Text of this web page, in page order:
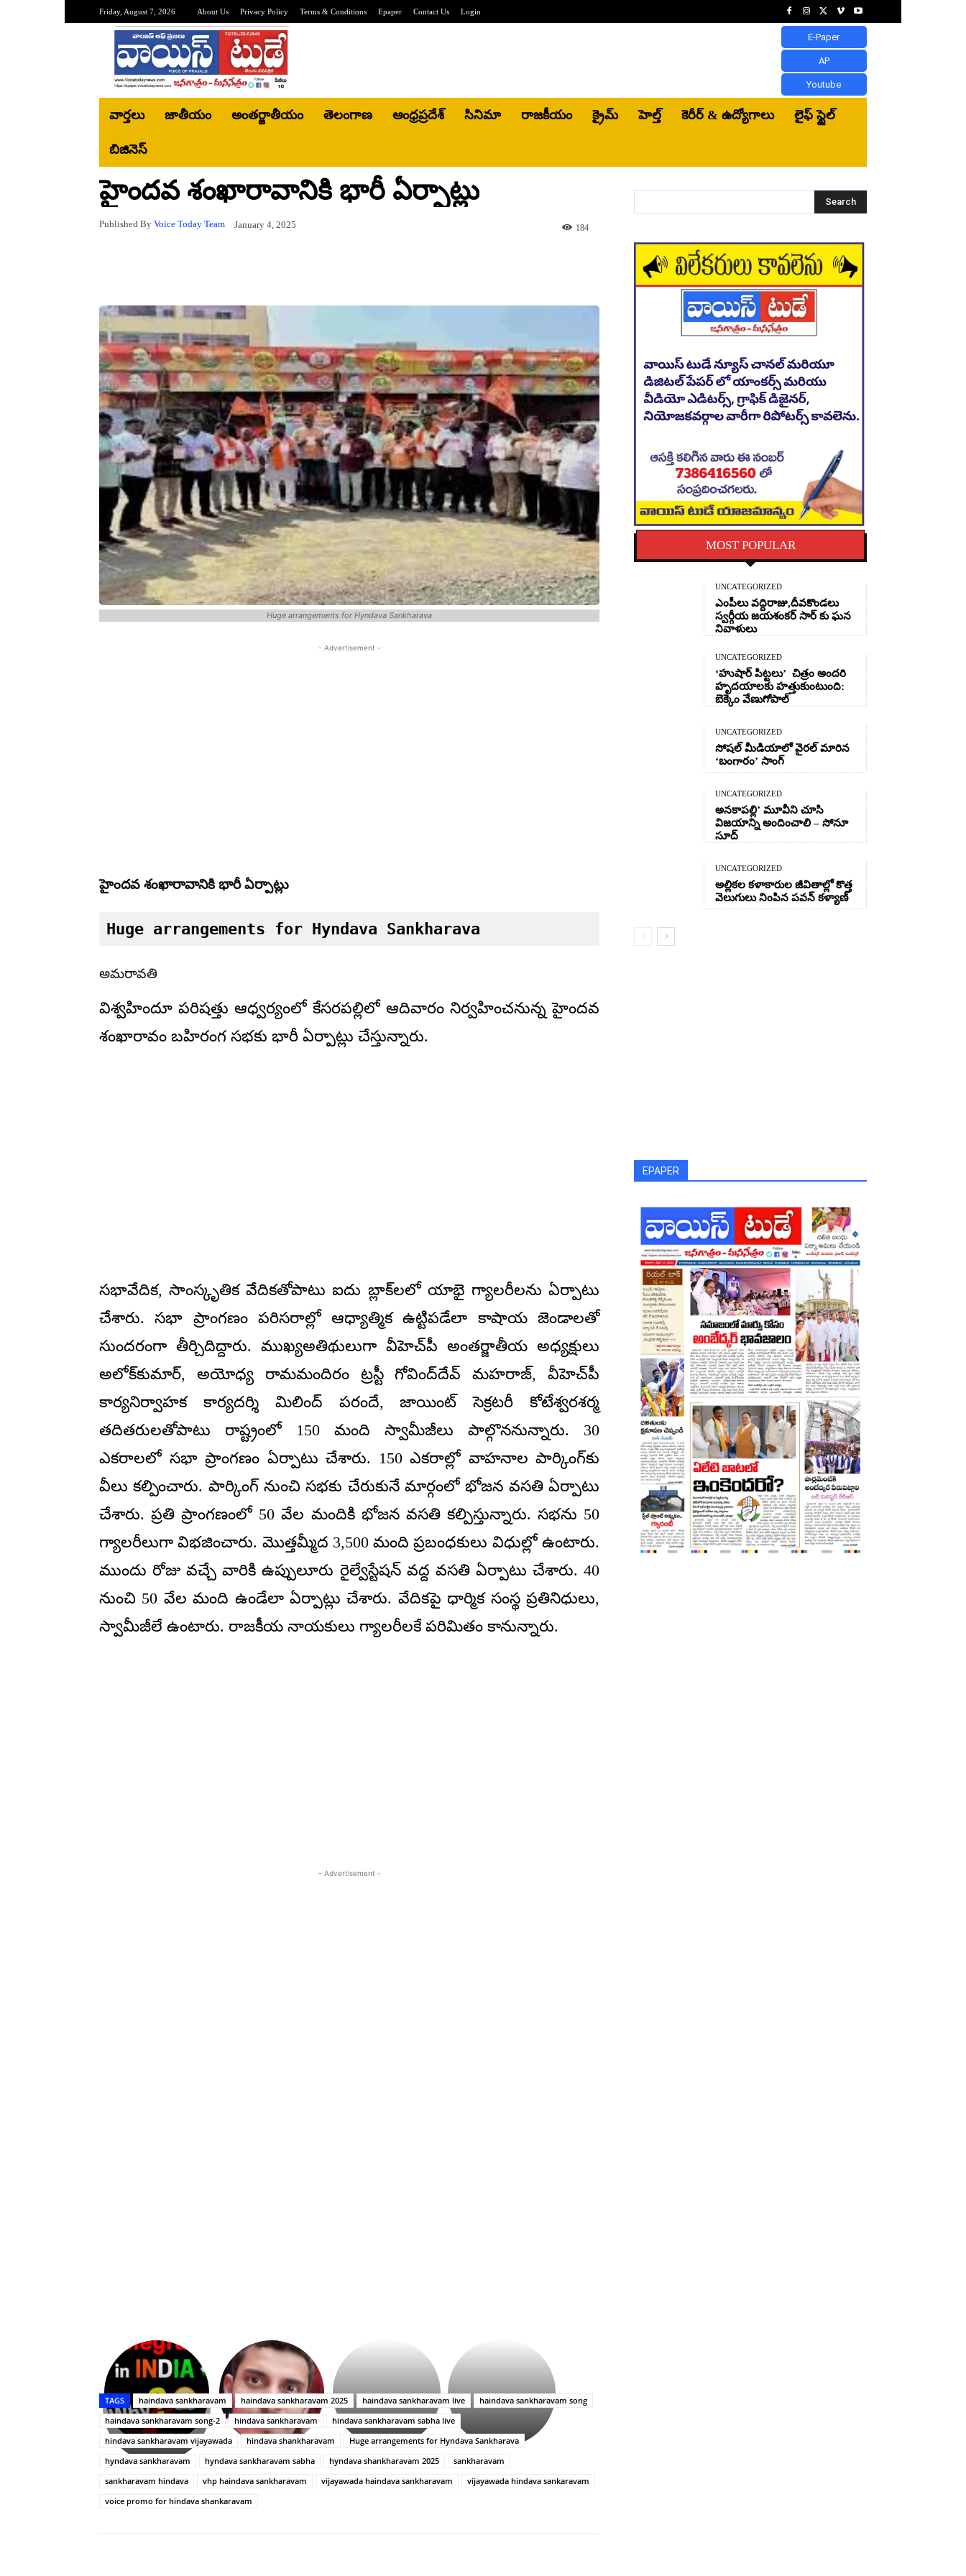
Friday, August 7, 2026 About Us Privacy Policy Terms & Conditions Epaper Contact Us Login
E-Paper
AP
Youtube
వార్తలు జాతీయం అంతర్జాతీయం తెలంగాణ ఆంధ్రప్రదేశ్ సినిమా రాజకీయం క్రైమ్ హెల్త్‌ కెరీర్ & ఉద్యోగాలు లైఫ్ స్టైల్
బిజినెస్‌
హైందవ శంఖారావానికి భారీ ఏర్పాట్లు
Published By Voice Today Team January 4, 2025 184
Huge arrangements for Hyndava Sankharava
- Advertisement -
హైందవ శంఖారావానికి భారీ ఏర్పాట్లు
Huge arrangements for Hyndava Sankharava
అమరావతి
విశ్వహిందూ పరిషత్తు ఆధ్వర్యంలో కేసరపల్లిలో ఆదివారం నిర్వహించనున్న హైందవ
శంఖారావం బహిరంగ సభకు భారీ ఏర్పాట్లు చేస్తున్నారు.
సభావేదిక, సాంస్కృతిక వేదికతోపాటు ఐదు బ్లాక్‌లలో యాభై గ్యాలరీలను ఏర్పాటు
చేశారు. సభా ప్రాంగణం పరిసరాల్లో ఆధ్యాత్మిక ఉట్టిపడేలా కాషాయ జెండాలతో
సుందరంగా తీర్చిదిద్దారు. ముఖ్యఅతిథులుగా వీహెచ్‌పీ అంతర్జాతీయ అధ్యక్షులు
అలోక్‌కుమార్, అయోధ్య రామమందిరం ట్రస్టీ గోవింద్‌దేవ్‌ మహరాజ్, వీహెచ్‌పీ
కార్యనిర్వాహక కార్యదర్శి మిలింద్‌ పరందే, జాయింట్‌ సెక్రటరీ కోటేశ్వరశర్మ
తదితరులతోపాటు రాష్ట్రంలో 150 మంది స్వామీజీలు పాల్గొననున్నారు. 30
ఎకరాలలో సభా ప్రాంగణం ఏర్పాటు చేశారు. 150 ఎకరాల్లో వాహనాల పార్కింగ్‌కు
వీలు కల్పించారు. పార్కింగ్‌ నుంచి సభకు చేరుకునే మార్గంలో భోజన వసతి ఏర్పాటు
చేశారు. ప్రతి ప్రాంగణంలో 50 వేల మందికి భోజన వసతి కల్పిస్తున్నారు. సభను 50
గ్యాలరీలుగా విభజించారు. మొత్తమ్మీద 3,500 మంది ప్రబంధకులు విధుల్లో ఉంటారు.
ముందు రోజు వచ్చే వారికి ఉప్పులూరు రైల్వేస్టేషన్‌ వద్ద వసతి ఏర్పాటు చేశారు. 40
నుంచి 50 వేల మంది ఉండేలా ఏర్పాట్లు చేశారు. వేదికపై ధార్మిక సంస్థ ప్రతినిధులు,
స్వామీజీలే ఉంటారు. రాజకీయ నాయకులు గ్యాలరీలకే పరిమితం కానున్నారు.
- Advertisement -
ప్రసాదం
తీర్థం..తులసీదళం
లేకుండా
అసంపూర్ణం
సినిమాతో
పాన్
ఇండియా
స్టార్
హీరోయిన్‏గా
శ్రీనిధి
Upasana:
భర్తపై
రివెంజ్
తీర్చుకున్న
ఉపాసన..
పాపం
రామ్
చరణ్
TAGS haindava sankharavam haindava sankharavam 2025 haindava sankharavam live
haindava sankharavam song
haindava sankharavam song-2
hindava sankharavam
hindava sankharavam sabha live
hindava sankharavam vijayawada
hindava shankharavam
Huge arrangements for Hyndava Sankharava
hyndava sankharavam
hyndava sankharavam sabha hyndava shankharavam 2025
sankharavam
sankharavam hindava
vhp haindava sankharavam vijayawada haindava sankharavam
vijayawada hindava sankaravam
voice promo for hindava shankaravam
Search
MOST POPULAR
UNCATEGORIZED
ఎంపీలు వద్దిరాజు,దీవకొండలు
స్వర్గీయ జయశంకర్ సార్ కు ఘన
నివాళులు
UNCATEGORIZED
‘హుషార్‌ పిట్టలు’ చిత్రం అందరి
హృదయాలకు హత్తుకుంటుంది:
బెక్కెం వేణుగోపాల్‌
UNCATEGORIZED
సోషల్ మీడియాలో వైరల్ మారిన
‘బంగారం’ సాంగ్
UNCATEGORIZED
అనకాపల్లి’ మూవీని చూసి
విజయాన్ని అందించాలి – సోనూ
సూద్
UNCATEGORIZED
అల్లికల కళాకారుల జీవితాల్లో కొత్త
వెలుగులు నింపిన పవన్ కళ్యాణ్
EPAPER